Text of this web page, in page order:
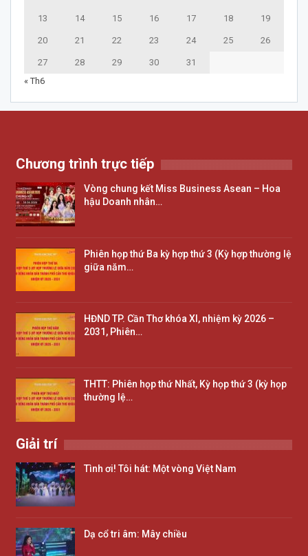
13 14 15 16 17 18 19
20 21 22 23 24 25 26
27 28 29 30
31
« Th6
Chương trình trực tiếp
Vòng chung kết Miss Business Asean – Hoa
hậu Doanh nhân…
Phiên họp thứ Ba kỳ hợp thứ 3 (Kỳ hợp thường lệ
giữa năm…
HĐND TP. Cần Thơ khóa XI, nhiệm kỳ 2026 –
2031, Phiên…
THTT: Phiên họp thứ Nhất, Kỳ họp thứ 3 (kỳ họp
thường lệ…
Giải trí
Tình ơi! Tôi hát: Một vòng Việt Nam
Dạ cổ tri âm: Mây chiều